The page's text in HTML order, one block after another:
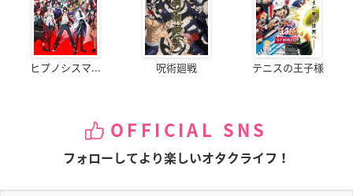
ヒプノシスマ... 呪術廻戦 テニスの王子様
OFFICIAL SNS
フォローしてより楽しいオタクライフ！